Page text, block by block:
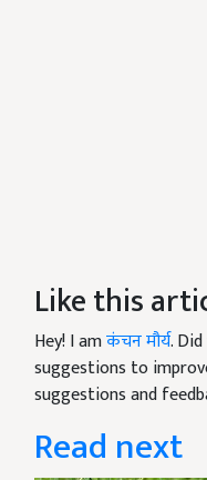
Like this
Hey! I amकंचन मौर्य.
suggestions to
suggestions and
Read next